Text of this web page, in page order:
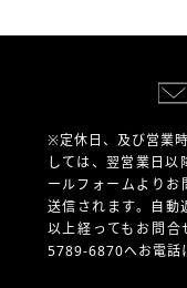
※定休日、及び営業
しては、翌営業日以
ールフォームより
送信されます。自動
以上経ってもお問
5789-6870へお電話